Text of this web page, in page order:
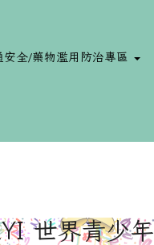
安全/藥物濫用防治專區
世界青少年